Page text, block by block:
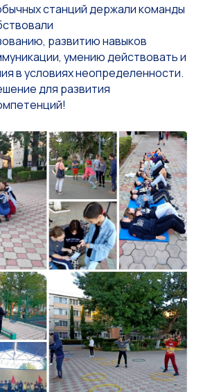
станций держали команды
развитию навыков
умению действовать и
в условиях неопределенности.
для развития